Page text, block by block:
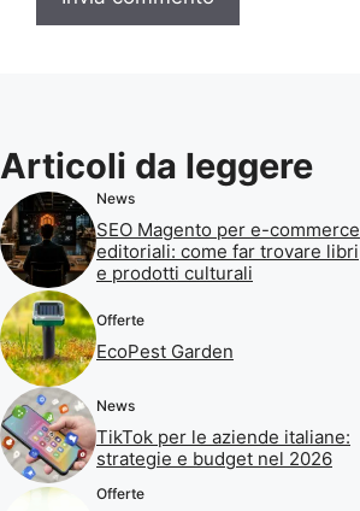
Articoli da leggere
News
SEO Magento per e-commerce
editoriali: come far trovare libri
e prodotti culturali
Offerte
EcoPest Garden
News
TikTok per le aziende italiane:
strategie e budget nel 2026
Offerte